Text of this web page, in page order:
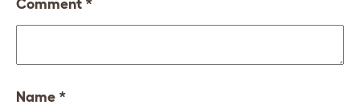
Comment *
Name *